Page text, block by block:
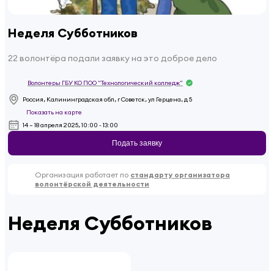
Неделя Субботников
22 волонтёра подали заявку на это доброе дело
Волонтеры ГБУ КО ПОО "Технологический колледж"
Россия, Калининградская обл, г Советск, ул Герцена, д 5
Показать на карте
14 – 18 апреля 2025, 10:00 - 13:00
Подать заявку
Организация работает по стандарту организатора
волонтёрской деятельности
Неделя Субботников